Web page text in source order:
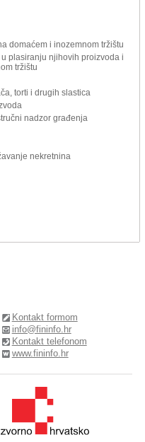
domaćem i inozemnom tržištu
plasiranju njihovih proizvoda i
tržištu
torti i drugih slastica
nadzor građenja
nekretnina
Kontakt formom
info@fininfo.hr
Kontakt telefonom
www.fininfo.hr